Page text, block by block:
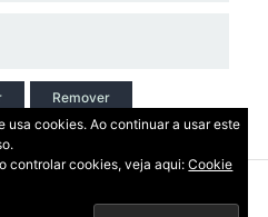
Remover
I.P.
usa cookies. Ao continuar a usar este
controlar cookies, veja aqui:Cookie